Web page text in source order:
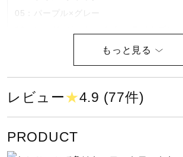
セール
サポート
直営店一覧
05：パープル×グレー
07：ブラック×ネオミント×ブルー
10：ブルー×ホワイト
51：ブラック×ライトブルー
素材
レビュー★4.9 (77件)
PRODUCT